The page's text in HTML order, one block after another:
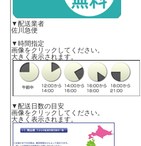
▼配送業者
佐川急便
▼時間指定
画像をクリックしてください。
大きく表示されます。
▼配送日数の目安
画像をクリックしてください。
大きく表示されます。